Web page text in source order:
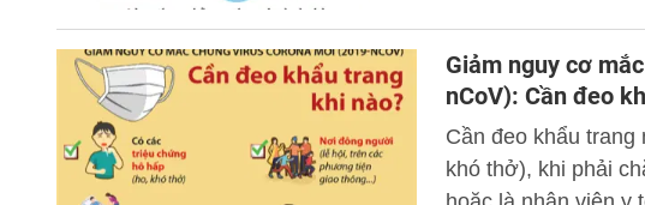
Giảm nguy cơ
nCoV): Cần đeo
Cần đeo khẩu trang
khó thở), khi phải